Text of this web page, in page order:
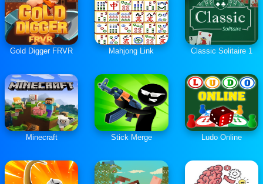
Gold Digger FRVR Mahjong Link Classic Solitaire 1
Minecraft Stick Merge Ludo Online